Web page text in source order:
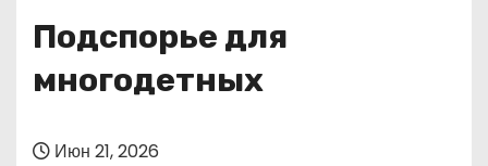
Подспорье для
многодетных
Июн 21, 2026